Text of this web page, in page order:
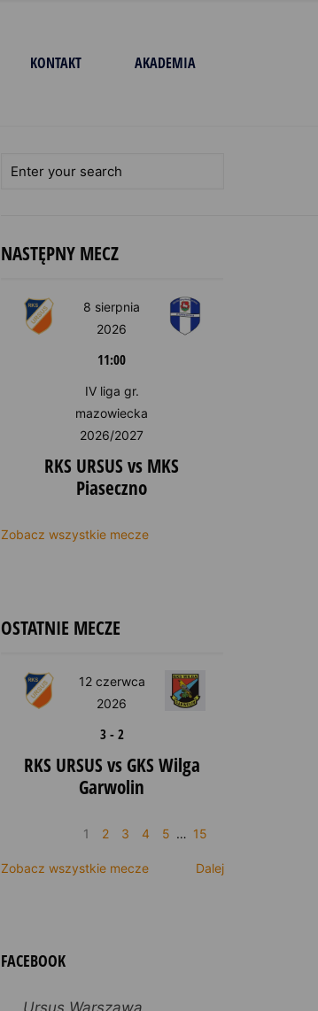
KONTAKT AKADEMIA
NASTĘPNY MECZ
8 sierpnia
2026
11:00
IV liga gr.
mazowiecka
2026/2027
RKS URSUS vs MKS
Piaseczno
Zobacz wszystkie mecze
OSTATNIE MECZE
12 czerwca
2026
3- 2
RKS URSUS vs GKS Wilga
Garwolin
1 2 3 4 5 … 15
Dalej
Zobacz wszystkie mecze
FACEBOOK
Ursus Warszawa